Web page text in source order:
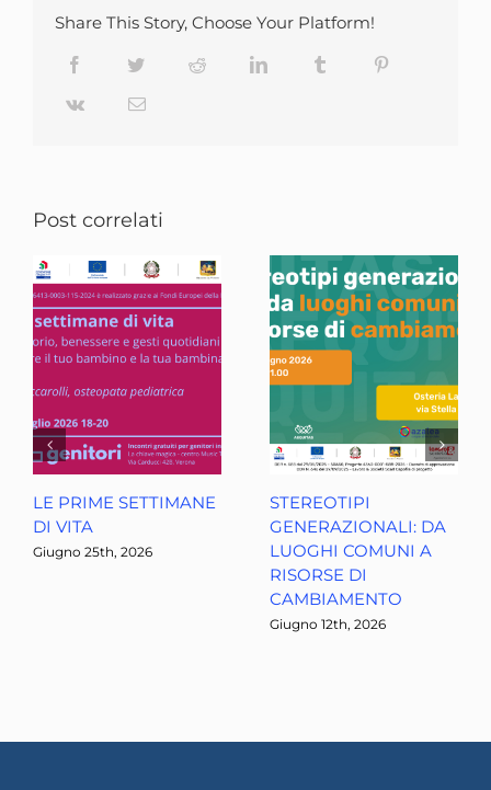
Share This Story, Choose Your Platform!
Facebook Twitter Reddit LinkedIn Tumblr
Vk Email
Post correlati
LE PRIME SETTIMANE
DI VITA
Giugno 25th, 2026
STEREOTIPI
GENERAZIONALI: DA
LUOGHI COMUNI A
RISORSE DI
CAMBIAMENTO
Giugno 12th, 2026